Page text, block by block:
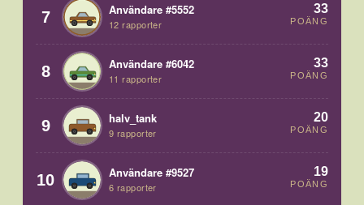
7 Användare #5552
12 rapporter
33
POÄNG
8 Användare #6042
11 rapporter
33
POÄNG
9 halv_tank
9 rapporter
20
POÄNG
10 Användare #9527
6 rapporter
19
POÄNG